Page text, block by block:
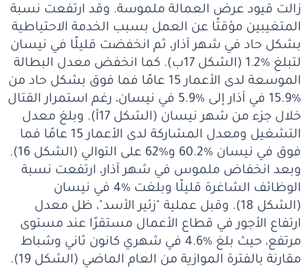
زالت قيود عرض العمالة ملموسة. وقد ارتفعت نسبة
المتغيبين مؤقتًا عن العمل بسبب الخدمة الاحتياطية
بشكل حاد في شهر آذار، ثم انخفضت قليلًا في نيسان
لتبلغ %1.2 (الشكل 17ب). كما انخفض معدل البطالة
الموسعة لدى الأعمار 15 عامًا فما فوق بشكل حاد من
%15.9 في آذار إلى %5.9 في نيسان، رغم استمرار القتال
خلال جزء من شهر نيسان (الشكل 17أ). وبلغ معدل
التشغيل ومعدل المشاركة لدى الأعمار 15 عامًا فما
فوق في نيسان %60.2 و%62 على التوالي (الشكل 16).
وبعد انخفاض ملموس في شهر آذار، ارتفعت نسبة
الوظائف الشاغرة قليلًا وبلغت %4 في نيسان
(الشكل 18). وقبل عملية "زئير الأسد"، ظل معدل
ارتفاع الأجور في قطاع الأعمال مستقرًا عند مستوى
مرتفع، حيث بلغ %4.6 في شهري كانون ثاني وشباط
مقارنة بالفترة الموازية من العام الماضي (الشكل 19).